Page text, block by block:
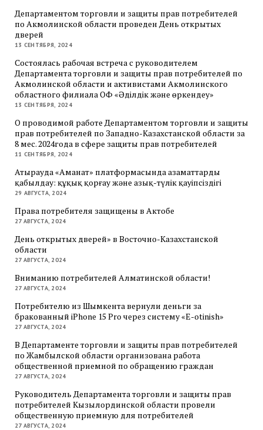
Департаментом торговли и защиты прав потребителей
по Акмолинской области проведен День открытых
дверей
13 СЕНТЯБРЯ, 2024
Состоялась рабочая встреча с руководителем
Департамента торговли и защиты прав потребителей по
Акмолинской области и активистами Акмолинского
областного филиала ОФ «Әділдік және өркендеу»
13 СЕНТЯБРЯ, 2024
О проводимой работе Департаментом торговли и защиты
прав потребителей по Западно-Казахстанской области за
8 мес. 2024года в сфере защиты прав потребителей
11 СЕНТЯБРЯ, 2024
Атырауда «Аманат» платформасында азаматтарды
қабылдау: құқық қорғау және азық-түлік қауіпсіздігі
29 АВГУСТА, 2024
Права потребителя защищены в Актобе
27 АВГУСТА, 2024
День открытых дверей» в Восточно-Казахстанской
области
27 АВГУСТА, 2024
Вниманию потребителей Алматинской области!
27 АВГУСТА, 2024
Потребителю из Шымкента вернули деньги за
бракованный iPhone 15 Pro через систему «E-otinish»
27 АВГУСТА, 2024
В Департаменте торговли и защиты прав потребителей
по Жамбылской области организована работа
общественной приемной по обращению граждан
27 АВГУСТА, 2024
Руководитель Департамента торговли и защиты прав
потребителей Кызылординской области провели
общественную приемную для потребителей
27 АВГУСТА, 2024